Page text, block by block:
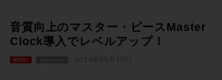
音質向上のマスター・ピースMaster
Clock導入でレベルアップ！
NEW! 2014年08月15日